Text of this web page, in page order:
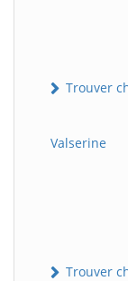
Trouver
Valserine
Trouver